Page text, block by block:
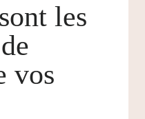
les
vos